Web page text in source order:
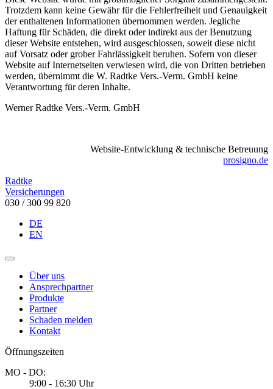
Trotzdem kann keine Gewähr für die Fehlerfreiheit und Genauigkeit
der enthaltenen Informationen übernommen werden. Jegliche
Haftung für Schäden, die direkt oder indirekt aus der Benutzung
dieser Website entstehen, wird ausgeschlossen, soweit diese nicht
auf Vorsatz oder grober Fahrlässigkeit beruhen. Sofern von dieser
Website auf Internetseiten verwiesen wird, die von Dritten betrieben
werden, übernimmt die W. Radtke Vers.-Verm. GmbH keine
Verantwortung für deren Inhalte.
Werner Radtke Vers.-Verm. GmbH
Website-Entwicklung & technische Betreuung
prosigno.de
Radtke
Versicherungen
030 / 300 99 820
DE
EN
Über uns
Ansprechpartner
Produkte
Partner
Schaden melden
Kontakt
Öffnungszeiten
MO - DO:
9:00 - 16:30 Uhr